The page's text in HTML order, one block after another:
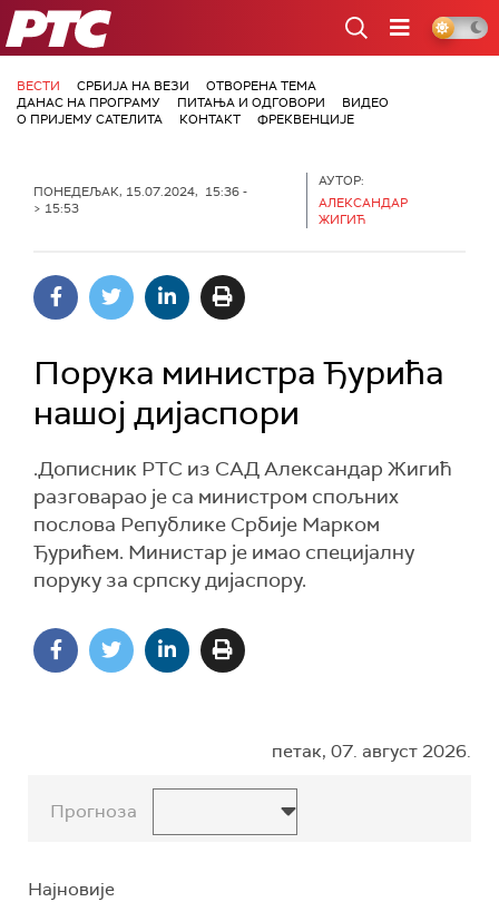
РТС
ВЕСТИ СРБИЈА НА ВЕЗИ
ОТВОРЕНА ТЕМА
ДАНАС НА ПРОГРАМУ
ПИТАЊА И ОДГОВОРИ
ВИДЕО
О ПРИЈЕМУ САТЕЛИТА
КОНТАКТ ФРЕКВЕНЦИЈЕ
ПОНЕДЕЉАК, 15.07.2024, 15:36 -
> 15:53
АУТОР:
АЛЕКСАНДАР
ЖИГИЋ
Порука министра Ђурића
нашој дијаспори
.Дописник РТС из САД Александар Жигић
разговарао је са министром спољних
послова Републике Србије Марком
Ђурићем. Министар је имао специјалну
поруку за српску дијаспору.
петак, 07. август 2026.
Прогноза
Најновије